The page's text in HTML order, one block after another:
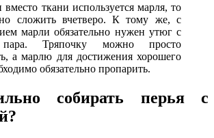
ткани используется марля, то
сложить вчетверо. К тому же, с
марли обязательно нужен утюг с
Тряпочку можно просто
а марлю для достижения хорошего
обязательно пропарить.
собирать перья с